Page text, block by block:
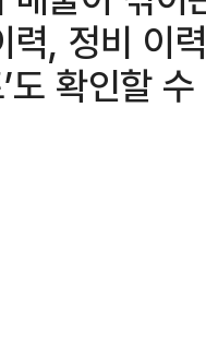
력, 정비 이
도 확인할